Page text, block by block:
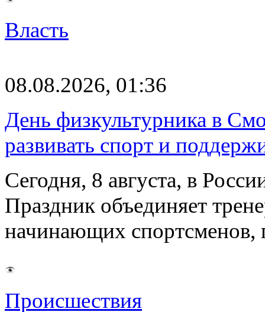
Власть
08.08.2026, 01:36
День физкультурника в
развивать спорт и
Сегодня, 8 августа, в
Праздник объединяет
начинающих
Происшествия